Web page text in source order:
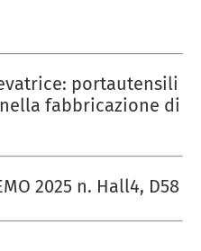
portautensili
fabbricazione di
2025 n. Hall4, D58